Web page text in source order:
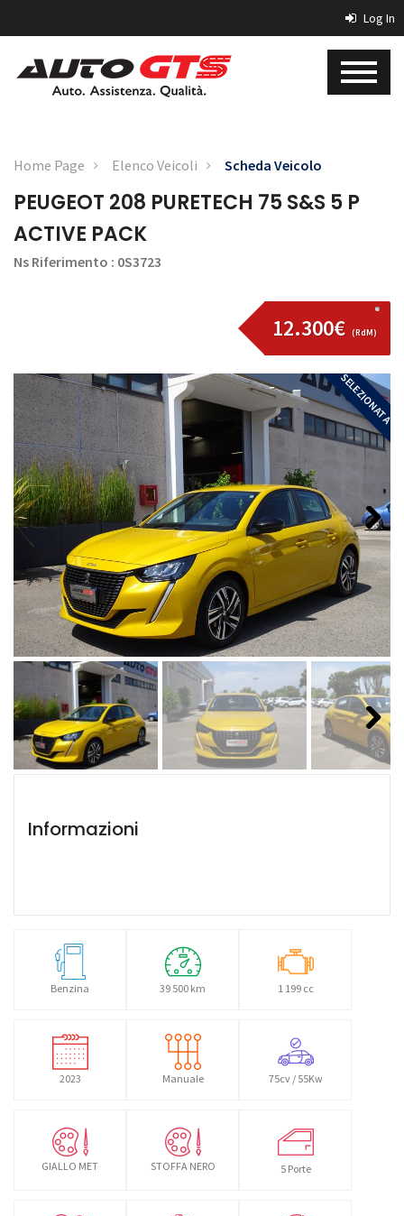
Log In
Home Page Elenco Veicoli Scheda Veicolo
PEUGEOT 208 PURETECH 75 S&S 5 P
ACTIVE PACK
Ns Riferimento : 0S3723
12.300€ (RdM)
SELEZIONATA
Next
Next
Informazioni
Benzina 39 500 km 1 199 cc
2023 Manuale 75cv / 55Kw
GIALLO MET STOFFA NERO 5 Porte